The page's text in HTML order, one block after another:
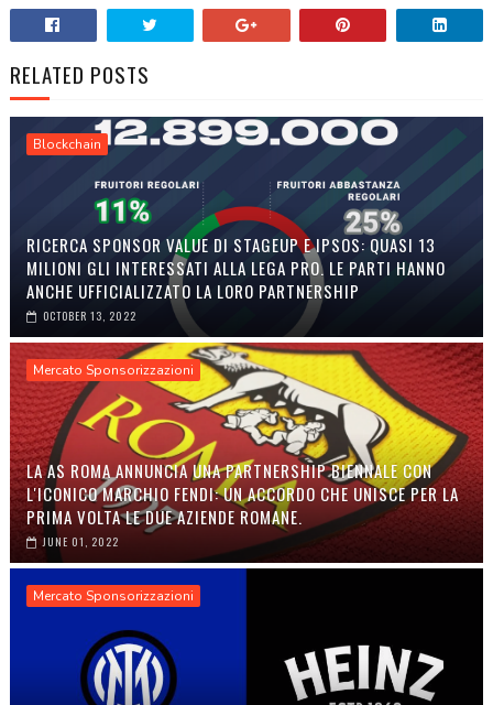
RELATED POSTS
Blockchain
RICERCA SPONSOR VALUE DI STAGEUP E IPSOS: QUASI 13
MILIONI GLI INTERESSATI ALLA LEGA PRO. LE PARTI HANNO
ANCHE UFFICIALIZZATO LA LORO PARTNERSHIP
OCTOBER 13, 2022
Mercato Sponsorizzazioni
LA AS ROMA ANNUNCIA UNA PARTNERSHIP BIENNALE CON
L'ICONICO MARCHIO FENDI: UN ACCORDO CHE UNISCE PER LA
PRIMA VOLTA LE DUE AZIENDE ROMANE.
JUNE 01, 2022
Mercato Sponsorizzazioni